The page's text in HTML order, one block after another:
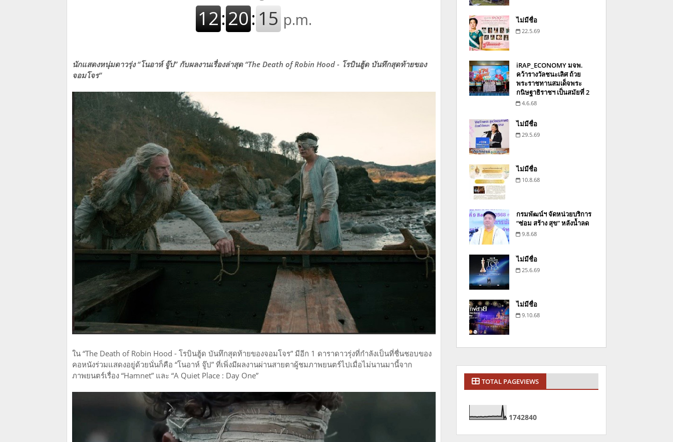
นักแสดงหนุ่มดาวรุ่ง “โนอาห์ จู๊ป” กับผลงานเรื่องล่าสุด “The Death of Robin Hood - โรบินฮู้ด บันทึกสุดท้ายของ
จอมโจร”
ใน “The Death of Robin Hood - โรบินฮู้ด บันทึกสุดท้ายของจอมโจร” มีอีก 1 ดาราดาวรุ่งที่กำลังเป็นที่ชื่นชอบของ
คอหนังร่วมแสดงอยู่ด้วยนั่นก็คือ “โนอาห์ จู๊ป” ที่เพิ่งมีผลงานผ่านสายตาผู้ชมภาพยนตร์ไปเมื่อไม่นานมานี้จาก
ภาพยนตร์เรื่อง “Hamnet” และ “A Quiet Place : Day One”
ไม่มีชื่อ
22.5.69
iRAP_ECONOMY มจพ.
คว้ารางวัลชนะเลิศ ถ้วย
พระราชทานสมเด็จพระ
กนิษฐาธิราชฯ เป็นสมัยที่ 2
4.6.68
ไม่มีชื่อ
29.5.69
ไม่มีชื่อ
10.8.68
กรมพัฒน์ฯ จัดหน่วยบริการ
“ซ่อม สร้าง สุข” หลังน้ำลด
9.8.68
ไม่มีชื่อ
25.6.69
ไม่มีชื่อ
9.10.68
TOTAL PAGEVIEWS
1742840